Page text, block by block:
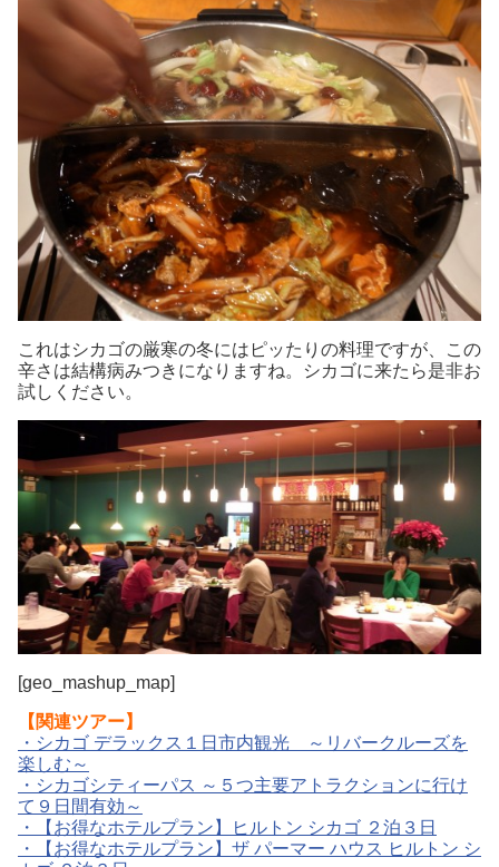
これはシカゴの厳寒の冬にはピッたりの料理ですが、この
辛さは結構病みつきになりますね。シカゴに来たら是非お
試しください。
[geo_mashup_map]
【関連ツアー】
・シカゴ デラックス１日市内観光 ～リバークルーズを
楽しむ～
・シカゴシティーパス ～５つ主要アトラクションに行け
て９日間有効～
・【お得なホテルプラン】ヒルトン シカゴ ２泊３日
・【お得なホテルプラン】ザ パーマー ハウス ヒルトン シ